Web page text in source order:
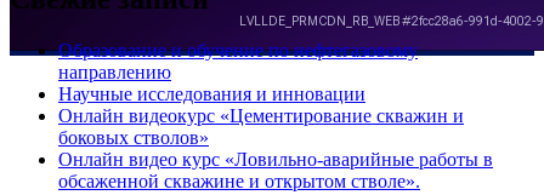
Образование и обучение по нефтегазовому
направлению
Научные исследования и инновации
Онлайн видеокурс «Цементирование скважин и
боковых стволов»
Онлайн видео курс «Ловильно-аварийные работы в
обсаженной скважине и открытом стволе».